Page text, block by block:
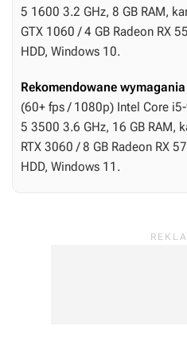
5 1600 3.2 GHz, 8 GB RAM,
GTX 1060 / 4 GB Radeon RX
HDD, Windows 10.
Rekomendowane
(60+ fps / 1080p) Intel Core
5 3500 3.6 GHz, 16 GB RAM,
RTX 3060 / 8 GB Radeon RX
HDD, Windows 11.